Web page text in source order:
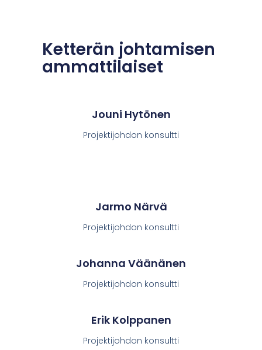
Ketterän johtamisen
ammattilaiset
Jouni Hytönen
Projektijohdon konsultti
Jarmo Närvä
Projektijohdon konsultti
Johanna Väänänen
Projektijohdon konsultti
Erik Kolppanen
Projektijohdon konsultti